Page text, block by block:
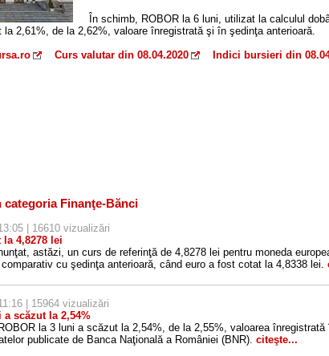
În schimb, ROBOR la 6 luni, utilizat la calculul
la 2,61%, de la 2,62%, valoare înregistrată şi în şedinţa anterioară.
Curs valutar din 08.04.2020 Indici bursieri din
Finanţe-Bănci
| 16610 vizualizări
la 4,8278 lei
astăzi, un curs de referinţă de 4,8278 lei pentru moneda
cu şedinţa anterioară, când euro a fost cotat la 4,8338 lei.
| 15964 vizualizări
a scăzut la 2,54%
la 3 luni a scăzut la 2,54%, de la 2,55%, valoarea
publicate de Banca Naţională a României (BNR). citeşte...